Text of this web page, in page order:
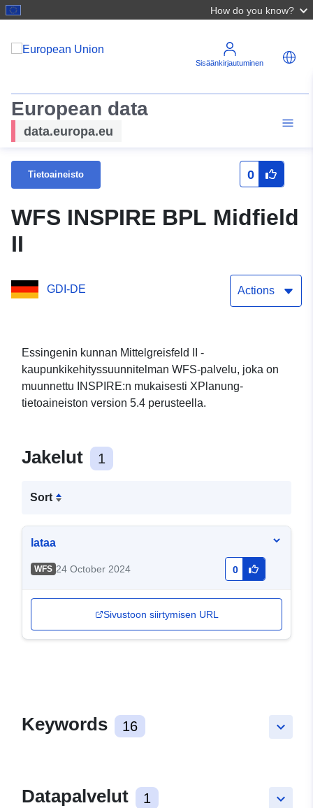
How do you know?
Sisäänkirjautuminen
European data
data.europa.eu
Tietoaineisto 0
WFS INSPIRE BPL Midfield
II
GDI-DE Actions
Essingenin kunnan Mittelgreisfeld II -
kaupunkikehityssuunnitelman WFS-palvelu, joka on
muunnettu INSPIRE:n mukaisesti XPlanung-
tietoaineiston version 5.4 perusteella.
Jakelut 1
Sort
lataa
WFS 24 October 2024 0
Sivustoon siirtymisen URL
keyboard_arrow_down
Keywords 16
keyboard_arrow_down
Datapalvelut 1